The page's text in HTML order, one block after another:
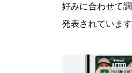
好みに合わせて
発表されています